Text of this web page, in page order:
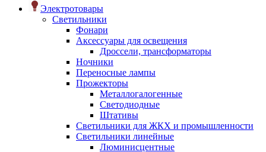
Электротовары
Светильники
Фонари
Аксессуары для освещения
Дроссели, трансформаторы
Ночники
Переносные лампы
Прожекторы
Металлогалогенные
Светодиодные
Штативы
Светильники для ЖКХ и промышленности
Светильники линейные
Люминисцентные